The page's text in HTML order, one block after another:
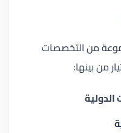
من التخصصات
من بينها: